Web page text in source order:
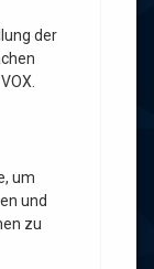
der
um
und
zu